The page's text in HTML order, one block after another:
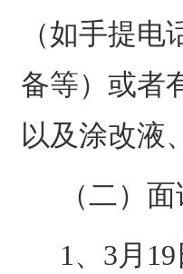
（如手提
备等）或者
以及涂改液
（二）
1 、 3月 19